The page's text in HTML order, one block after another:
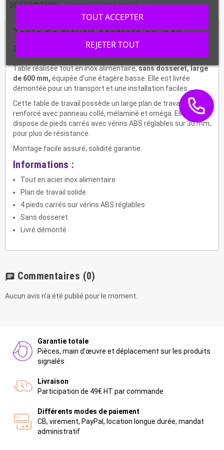
DESCRIPTION CARACTÉRISTIQUES
Table de travail centrale en inox,
avec tablette inférieure, STTF-066
Table réalisée tout en inox alimentaire,sans dosseret, large
de 600 mm, équipée d'une étagère basse. Elle est livrée
démontée pour un transport et une installation faciles.
Cette table de travail possède un large plan de travail
renforcé avec panneau collé, mélaminé et oméga. Elle
dispose de pieds carrés avec vérins ABS réglables sur 30 mm,
pour plus de résistance.
Montage facile assuré, solidité garantie.
Informations :
Tout en acier inox alimentaire
Plan de travail solide
4 pieds carrés sur vérins ABS réglables
Sans dosseret
Livré démonté
chat Commentaires (0)
Aucun avis n'a été publié pour le moment.
Garantie totale
Pièces, main d'œuvre et déplacement sur les produits
signalés
Livraison
Participation de 49€ HT par commande
Différents modes de paiement
CB, virement, PayPal, location longue durée, mandat
administratif
REJETER TOUT
TOUT ACCEPTER